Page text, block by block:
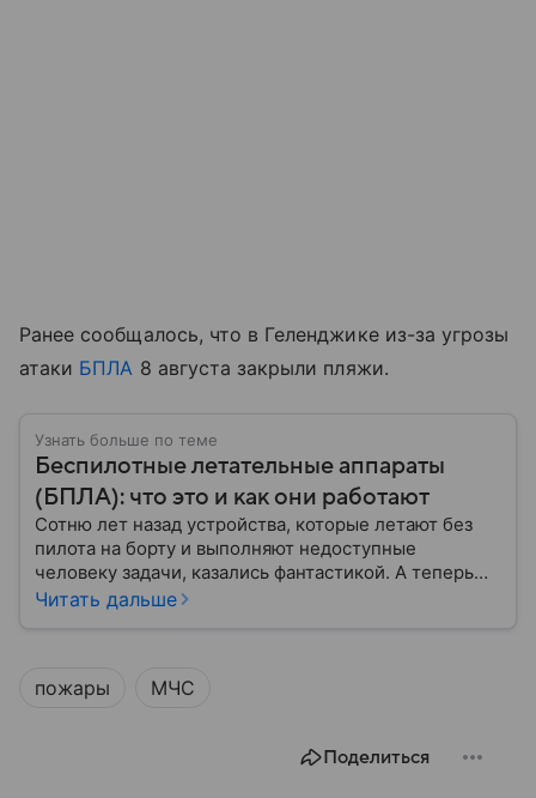
Ранее сообщалось, что в Геленджике из-за угрозы
атаки БПЛА 8 августа закрыли пляжи.
Узнать больше по теме
Беспилотные летательные аппараты
(БПЛА): что это и как они работают
Сотню лет назад устройства, которые летают без
пилота на борту и выполняют недоступные
человеку задачи, казались фантастикой. А теперь
они стали реальностью: собрали главное о
Читать дальше
пожары МЧС
Поделиться